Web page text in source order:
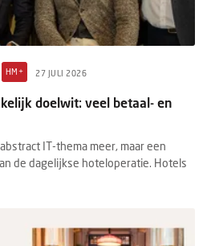
HM+ 27 JULI 2026
doelwit: veel betaal- en
IT-thema meer, maar een
de dagelijkse hoteloperatie. Hotels